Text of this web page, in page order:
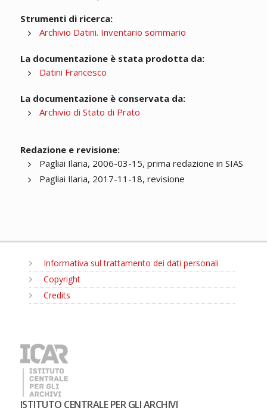
Strumenti di ricerca:
Archivio Datini. Inventario sommario
La documentazione è stata prodotta da:
Datini Francesco
La documentazione è conservata da:
Archivio di Stato di Prato
Redazione e revisione:
Pagliai Ilaria, 2006-03-15, prima redazione in SIAS
Pagliai Ilaria, 2017-11-18, revisione
Informativa sul trattamento dei dati personali
Copyright
Credits
ISTITUTO CENTRALE PER GLI ARCHIVI